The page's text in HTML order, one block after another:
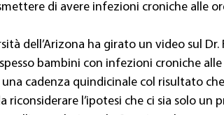
di avere infezioni croniche alle
dell’Arizona ha girato un video sul
bambini con infezioni croniche
cadenza quindicinale col risultato
riconsiderare l’ipotesi che ci sia solo